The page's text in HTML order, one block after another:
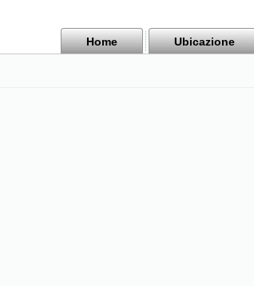
Home Ubicazione